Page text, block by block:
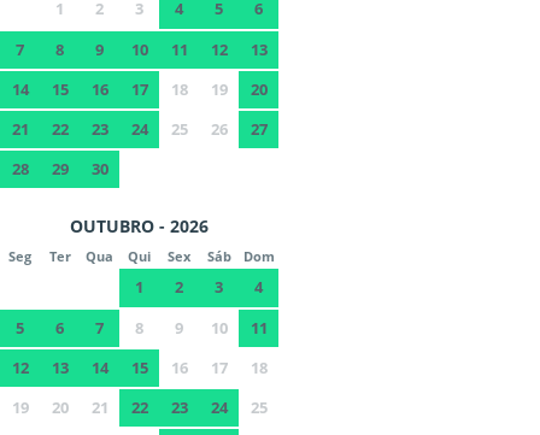
1 2 3 4 5
6
7
8 9 10 11 12
13
14
15 16 17 18 19
20
21
22 23 24 25 26
27
28
29 30
OUTUBRO - 2026
Seg Ter Qua Qui Sex Sáb Dom
1 2 3
4
5
6 7 8 9 10
11
12
13 14 15 16 17
18
19
20 21 22 23 24
25